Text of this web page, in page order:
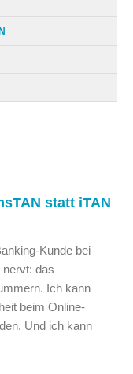
statt iTAN
Kunde bei
das
Ich kann
beim Online-
Und ich kann